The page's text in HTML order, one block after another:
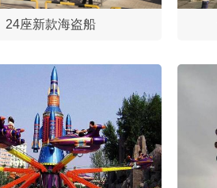
24座新款海盗船